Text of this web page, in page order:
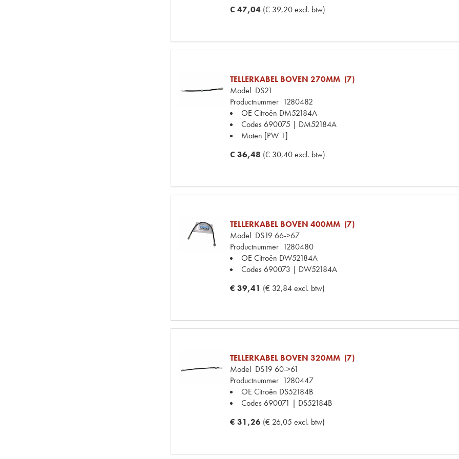
€ 47,04 (€ 39,20 excl. btw)
TELLERKABEL BOVEN 270MM (7)
Model DS21
Productnummer 1280482
OE Citroën DM52184A
Codes 690075 | DM52184A
Maten [PW 1]
€ 36,48 (€ 30,40 excl. btw)
TELLERKABEL BOVEN 400MM (7)
Model DS19 66->67
Productnummer 1280480
OE Citroën DW52184A
Codes 690073 | DW52184A
€ 39,41 (€ 32,84 excl. btw)
TELLERKABEL BOVEN 320MM (7)
Model DS19 60->61
Productnummer 1280447
OE Citroën DS52184B
Codes 690071 | DS52184B
€ 31,26 (€ 26,05 excl. btw)